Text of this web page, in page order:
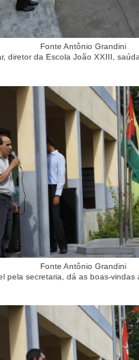
Fonte Antônio Grandini
diretor da Escola João XXIII,
Fonte Antônio Grandini
pela secretaria, dá as boas-vindas